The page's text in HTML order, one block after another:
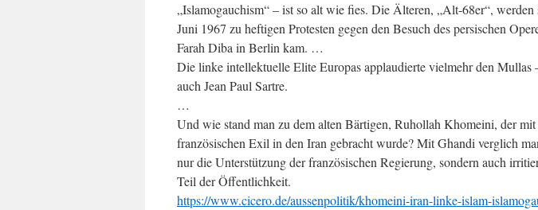
„Islamogauchism“ – ist so alt wie fies. Die Älteren, „Alt-68er“,
Juni 1967 zu heftigen Protesten gegen den Besuch des persischen
Farah Diba in Berlin kam. …
Die linke intellektuelle Elite Europas applaudierte vielmehr den Mullas
auch Jean Paul Sartre.
…
Und wie stand man zu dem alten Bärtigen, Ruhollah Khomeini, der mit
französischen Exil in den Iran gebracht wurde? Mit Ghandi verglich
nur die Unterstützung der französischen Regierung, sondern auch
Teil der Öffentlichkeit.
https://www.cicero.de/aussenpolitik/khomeini-iran-linke-islam-